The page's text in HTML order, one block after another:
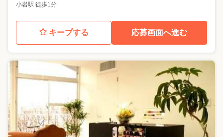
小岩駅 徒歩1分
キープする 応募画面へ進む